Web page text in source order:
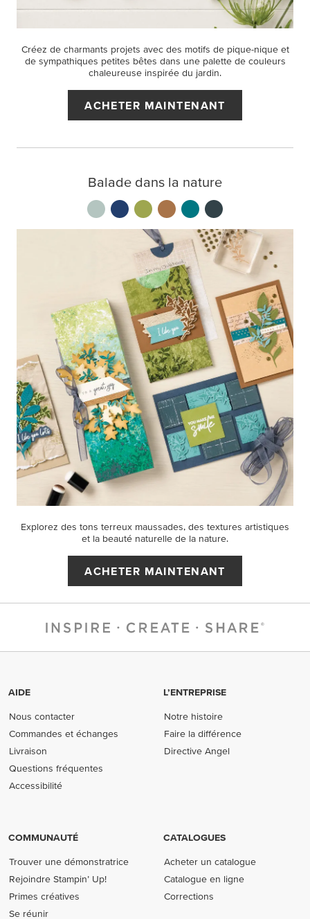
Créez de charmants projets avec des motifs de pique-nique et
de sympathiques petites bêtes dans une palette de couleurs
chaleureuse inspirée du jardin.
ACHETER MAINTENANT
Balade dans la nature
Explorez des tons terreux maussades, des textures artistiques
et la beauté naturelle de la nature.
ACHETER MAINTENANT
AIDE
Nous contacter
Commandes et échanges
Livraison
Questions fréquentes
Accessibilité
L’ENTREPRISE
Notre histoire
Faire la différence
Directive Angel
COMMUNAUTÉ
Trouver une démonstratrice
Rejoindre Stampin’ Up!
Primes créatives
Se réunir
CATALOGUES
Acheter un catalogue
Catalogue en ligne
Corrections